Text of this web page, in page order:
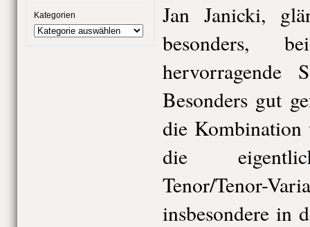
Kategorien
Jan Janicki,
besonders,
hervorragende
Besonders gut
die
die
Tenor/Tenor-
insbesondere in